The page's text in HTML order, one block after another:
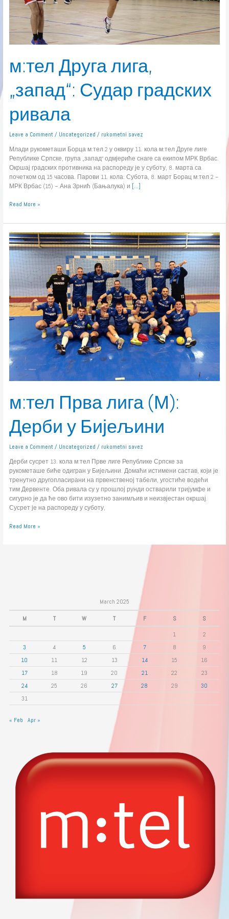
м:тел Друга лига,
„запад“: Судар градских
ривала
Leave a Comment / Uncategorized / rukometni savez
Млади рукометаши Борца м:тел 2 у оквиру 11. кола м:тел Друге лиге
Републике Српске, група „запад“ одмјериће снаге са екипом МРК Врбас.
Окршај градских противника на распореду је у суботу, 8. марта са
почетком од 15 часова. Парови 11. кола: Субота, 8. март Борац м:тел 2 –
МРК Врбас (15) – Ана Зрнић (Бањалука) и […]
Read More »
м:тел Прва лига (М):
Дерби у Бијељини
Leave a Comment / Uncategorized / rukometni savez
Дерби сусрет 13. кола м:тел Прве лиге Републике Српске за
рукометаше биће одигран у Бијељини. Домаћи истимени састав, који је
тренутно другопласирани на првенственој табели, угостиће водећи
тим Дервенте. Оба ривала су у прошлој рунди остварили тријумфе и
сигурно је да ће ово бити изузетно занимљив и неизвјестан окршај.
Сусрет је на распореду у суботу,
м:тел
Прва
лига
(М):
Дерби
Бијељини
Read More »
March 2025
M T W T F S S
1
2
3
4 5 6 7 8
9
10
11 12 13 14 15
16
17
18 19 20 21 22
23
24
25 26 27 28 29
30
31
« Feb Apr »